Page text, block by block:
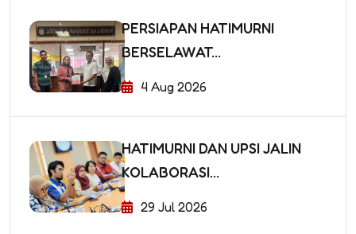
PERSIAPAN HATIMURNI
BERSELAWAT...
4 Aug 2026
HATIMURNI DAN UPSI JALIN
KOLABORASI...
29 Jul 2026